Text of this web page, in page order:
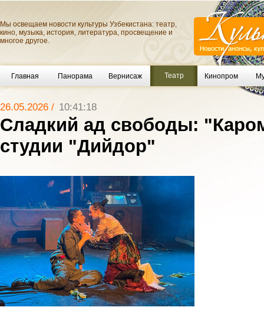
Мы освещаем новости культуры Узбекистана: театр,
кино, музыка, история, литература, просвещение и
многое другое.
Главная Панорама Вернисаж Театр Кинопром
26.05.2026 / 10:41:18
Сладкий ад свободы:
студии "Дийдор"